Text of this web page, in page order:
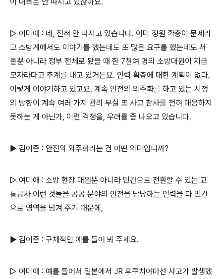
▷ 여미애 : 네, 전혀 안 따지고 있습니다. 이미 정원 확충이 문제라
고 소방계에서도 이야기를 했는데도 또 많은 요구를 했는데도 서
울뿐 아니라 정부 전체로 봤을 때 한 7천여 명의 소방대원이 지금
모자라다고 추계를 내고 있거든요. 인력 확충에 대한 계획이 없다,
이렇게 이야기하고 있고요. 계속 안전의 외주화를 하고 있는 시정
의 방향이 계속 여러 가지 관리 부실 또 사고 참사를 전혀 대응하지
못하는 게 아닌가, 이런 걱정을, 우려를 좀 나오고 있습니다.
▶ 김어준 : 안전의 외주화라는 건 어떤 의미입니까?
▷ 여미애 : 소방 현장 대원뿐 아니라 민간으로 전환할 수 있는 교
통공사 이런 것들을 공공 분야의 안전을 담당하는 인력을 다 민간
으로 영역을 넘겨 주기 때문에,
▶ 김어준 : 구체적인 예를 들어 봐 주세요.
▷ 여미애 : 예를 들어서 일본에서 JR 후쿠치야마선 사고가 발생했